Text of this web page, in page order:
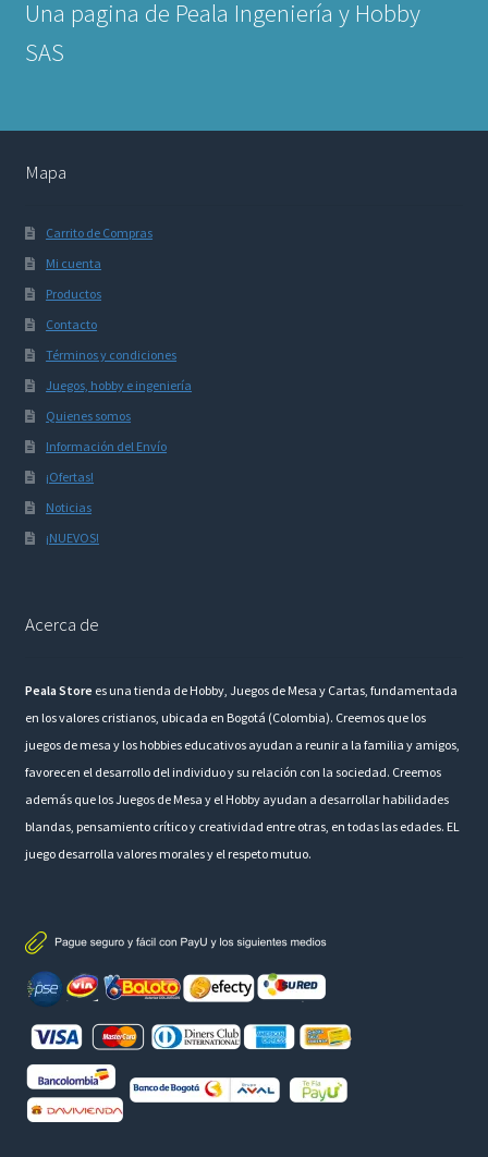
Una pagina de Peala Ingeniería y Hobby
SAS
Mapa
Carrito de Compras
Mi cuenta
Productos
Contacto
Términos y condiciones
Juegos, hobby e ingeniería
Quienes somos
Información del Envío
¡Ofertas!
Noticias
¡NUEVOS!
Acerca de
Peala Store es una tienda de Hobby, Juegos de Mesa y Cartas, fundamentada
en los valores cristianos, ubicada en Bogotá (Colombia). Creemos que los
juegos de mesa y los hobbies educativos ayudan a reunir a la familia y amigos,
favorecen el desarrollo del individuo y su relación con la sociedad. Creemos
además que los Juegos de Mesa y el Hobby ayudan a desarrollar habilidades
blandas, pensamiento crítico y creatividad entre otras, en todas las edades. EL
juego desarrolla valores morales y el respeto mutuo.